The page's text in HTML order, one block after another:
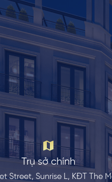
Trụ sở chính
Street, Sunrise L, KĐT The